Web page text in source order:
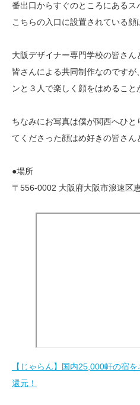
番出口からすぐのところにあるス
こちらの入口に設置されている顔
大阪デザイナー専門学校の皆さ
皆さんによる共同制作なのです
ンと３人で楽しく顔をはめること
ちなみにお写真は僕が関西へひ
てくださった顔はめ好きの皆さん
●場所
〒556-0002 大阪府大阪市浪速区
【じゃらん】国内25,000軒の宿
還元！